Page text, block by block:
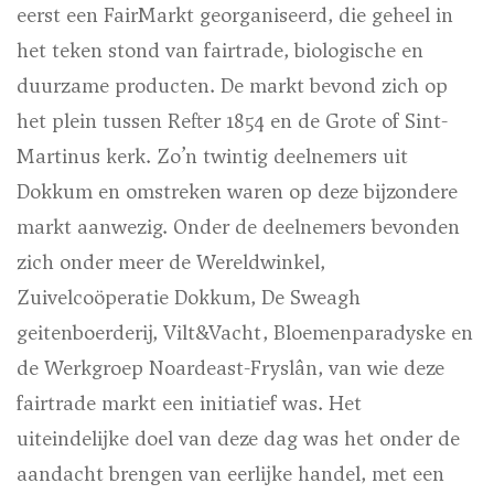
eerst een FairMarkt georganiseerd, die geheel in
het teken stond van fairtrade, biologische en
duurzame producten. De markt bevond zich op
het plein tussen Refter 1854 en de Grote of Sint-
Martinus kerk. Zo’n twintig deelnemers uit
Dokkum en omstreken waren op deze bijzondere
markt aanwezig. Onder de deelnemers bevonden
zich onder meer de Wereldwinkel,
Zuivelcoöperatie Dokkum, De Sweagh
geitenboerderij, Vilt&Vacht, Bloemenparadyske en
de Werkgroep Noardeast-Fryslân, van wie deze
fairtrade markt een initiatief was. Het
uiteindelijke doel van deze dag was het onder de
aandacht brengen van eerlijke handel, met een